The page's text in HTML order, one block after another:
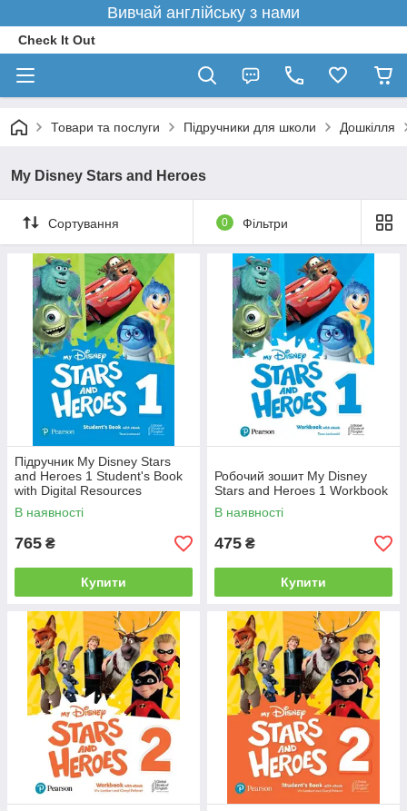
Вивчай англійську з нами
Check It Out
Товари та послуги Підручники для школи Дошкілля
My Disney Stars and Heroes
Сортування 0 Фільтри
Підручник My Disney Stars
and Heroes 1 Student's Book
with Digital Resources
В наявності
765 ₴
Купити
Робочий зошит My Disney
Stars and Heroes 1 Workbook
В наявності
475 ₴
Купити